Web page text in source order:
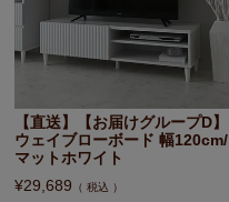
【直送】【お届けグループD】
ウェイブローボード 幅120cm/
マットホワイト
¥29,689 税込